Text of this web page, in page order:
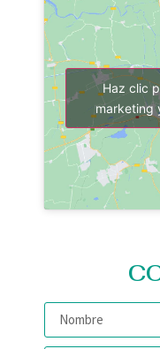
Haz clic
marketing